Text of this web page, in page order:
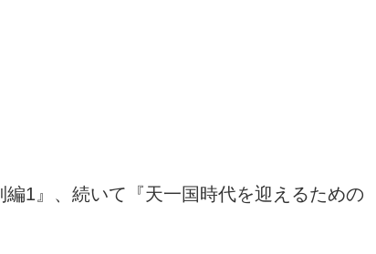
編1 』、続いて『天一国時代を迎えるための